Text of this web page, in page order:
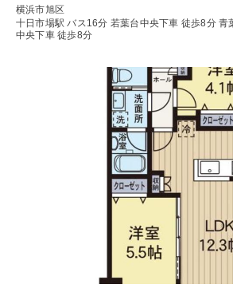
横浜市旭区
十日市場駅 バス16分 若葉台中央下車 徒歩8分 青
中央下車 徒歩8分